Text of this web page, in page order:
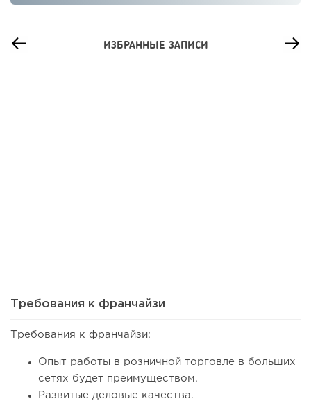
ИЗБРАННЫЕ ЗАПИСИ
Требования к франчайзи
Требования к франчайзи:
Опыт работы в розничной торговле в больших
сетях будет преимуществом.
Развитые деловые качества.